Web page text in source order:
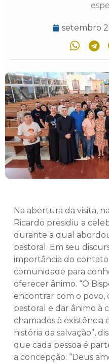
setembro
Na abertura da visita,
Ricardo presidiu a
durante a qual
pastoral. Em seu
importância do
comunidade para
oferecer ânimo. “O
encontrar com o povo,
pastoral e dar ânimo à
chamados à existência
história da salvação”,
que cada pessoa é
a concepção: “Deus